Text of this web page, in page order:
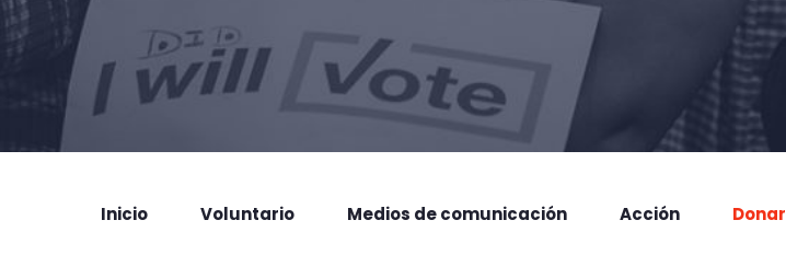
Inicio Voluntario Medios de comunicación Acción Donar